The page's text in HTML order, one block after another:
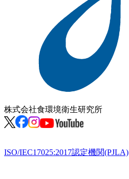
株式会社食環境衛生研究所